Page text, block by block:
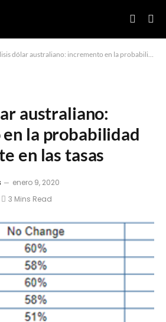
dólar australiano: incremento en la probabilidad de un recorte en las tasas
australiano:
la probabilidad
en las tasas
enero 9, 2020
3 Mins Read